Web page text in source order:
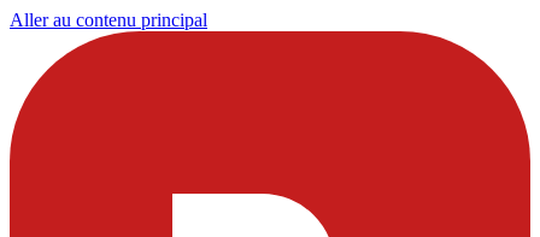
Aller au contenu principal